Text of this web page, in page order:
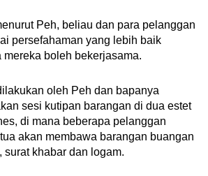
Peh, beliau dan para pelanggan
persefahaman yang lebih baik
boleh bekerjasama.
oleh Peh dan bapanya
sesi kutipan barangan di dua estet
di mana beberapa pelanggan
akan membawa barangan buangan
surat khabar dan logam.